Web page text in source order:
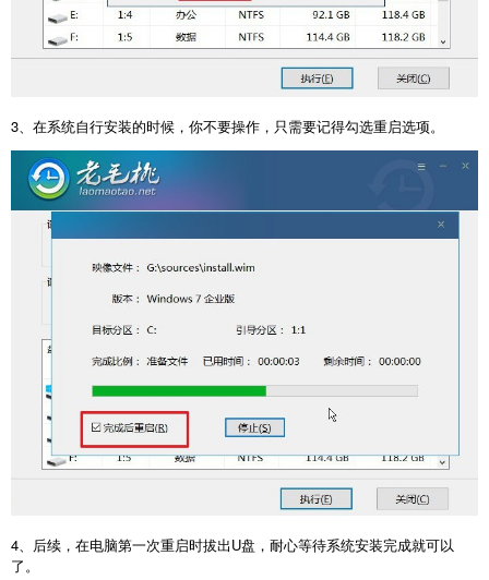
3 、在系统自行安装的时候，你不要操作，只需要记得勾选重启选项。
4 、后续，在电脑第一次重启时拔出U盘，耐心等待系统安装完成就可以
了。